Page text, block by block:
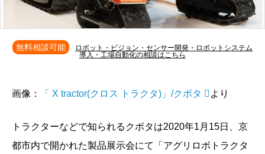
無料相談可能
ロボット・ビジョン・センサー開発・ロボットシステム
導入・工場自動化の相談はこちら
画像： 「 X tractor(クロス トラクタ)」/クボタ より
トラクターなどで知られるクボタは2020年1月15日、京
都市内で開かれた製品展示会にて「アグリロボトラクタ